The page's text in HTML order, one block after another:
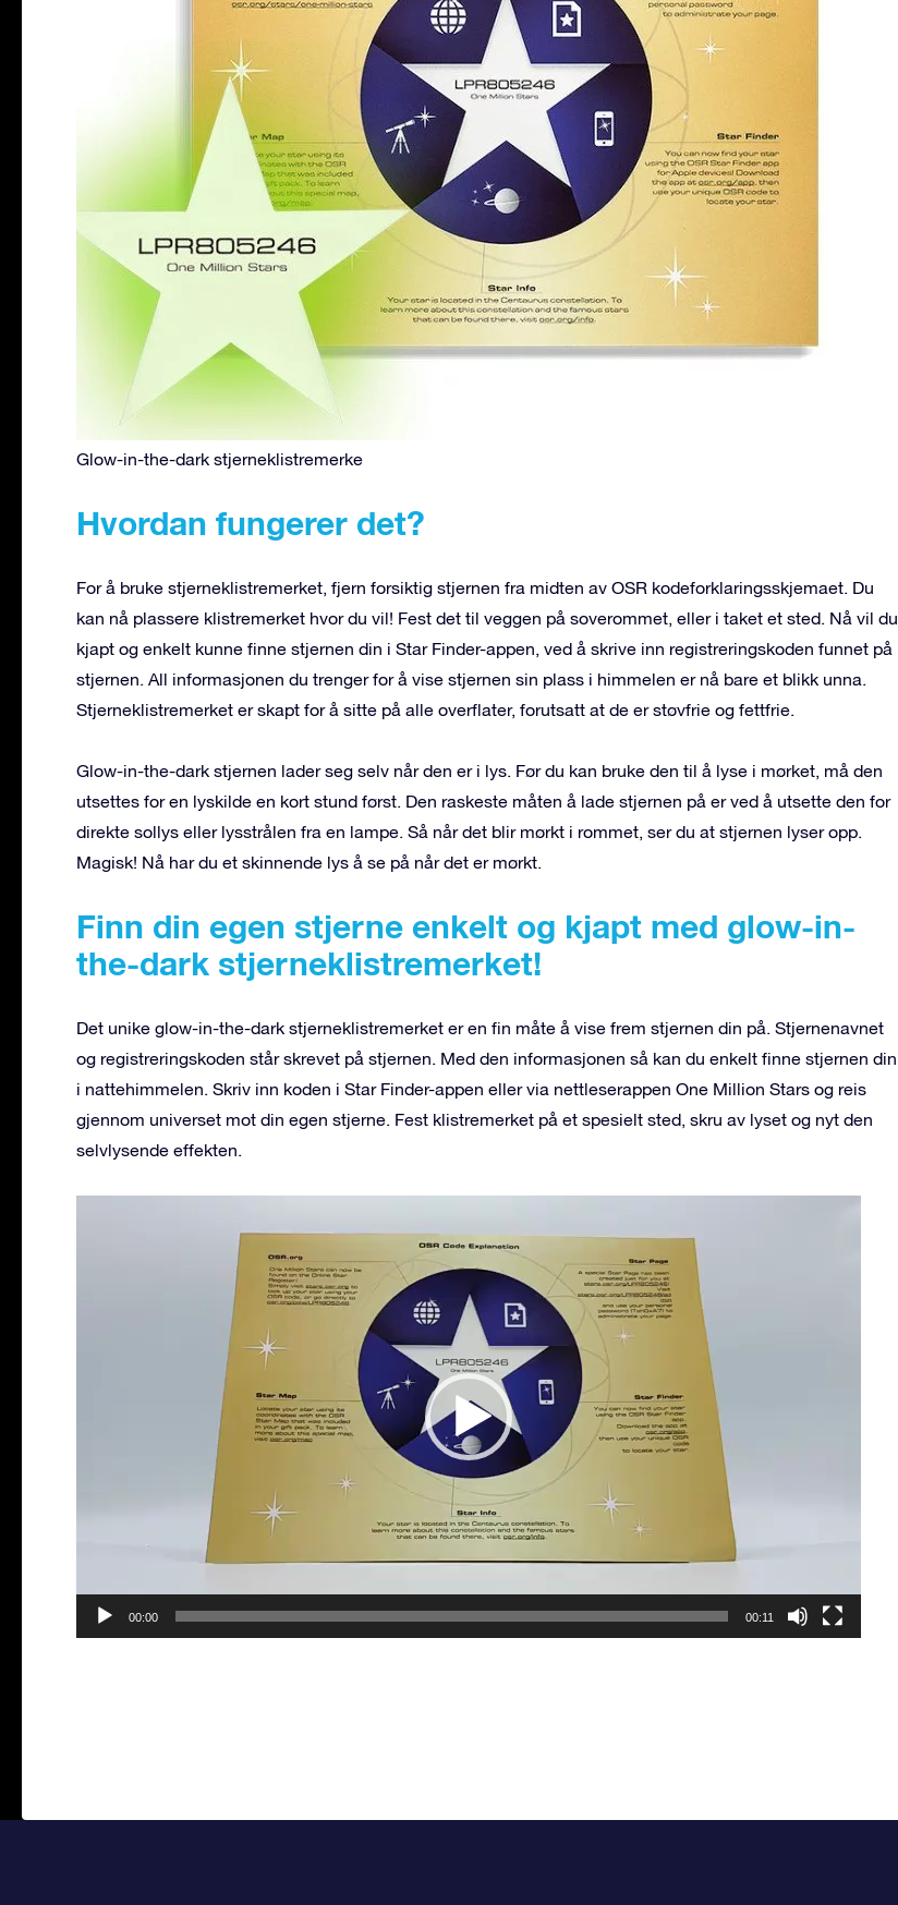
Glow-in-the-dark stjerneklistremerke
Hvordan fungerer det?
For å bruke stjerneklistremerket, fjern forsiktig stjernen fra midten av OSR kodeforklaringsskjemaet. Du
kan nå plassere klistremerket hvor du vil! Fest det til veggen på soverommet, eller i taket et sted. Nå vil du
kjapt og enkelt kunne finne stjernen din i Star Finder-appen, ved å skrive inn registreringskoden funnet på
stjernen. All informasjonen du trenger for å vise stjernen sin plass i himmelen er nå bare et blikk unna.
Stjerneklistremerket er skapt for å sitte på alle overflater, forutsatt at de er støvfrie og fettfrie.
Glow-in-the-dark stjernen lader seg selv når den er i lys. Før du kan bruke den til å lyse i mørket, må den
utsettes for en lyskilde en kort stund først. Den raskeste måten å lade stjernen på er ved å utsette den for
direkte sollys eller lysstrålen fra en lampe. Så når det blir mørkt i rommet, ser du at stjernen lyser opp.
Magisk! Nå har du et skinnende lys å se på når det er mørkt.
Finn din egen stjerne enkelt og kjapt med glow-in-
the-dark stjerneklistremerket!
Det unike glow-in-the-dark stjerneklistremerket er en fin måte å vise frem stjernen din på. Stjernenavnet
og registreringskoden står skrevet på stjernen. Med den informasjonen så kan du enkelt finne stjernen din
i nattehimmelen. Skriv inn koden i Star Finder-appen eller via nettleserappen One Million Stars og reis
gjennom universet mot din egen stjerne. Fest klistremerket på et spesielt sted, skru av lyset og nyt den
selvlysende effekten.
00:00 00:11